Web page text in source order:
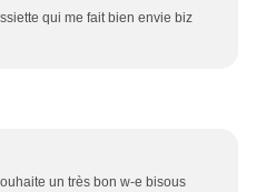
qui me fait bien envie biz
un très bon w-e bisous